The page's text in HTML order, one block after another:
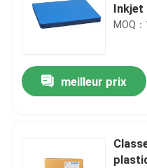
Inkjet
MOQ
meilleur prix